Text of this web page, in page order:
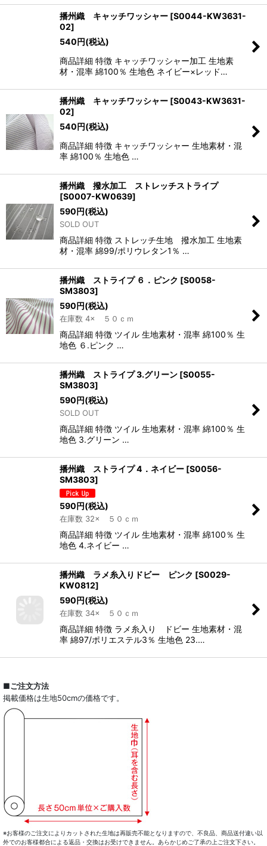
播州織 キャッチワッシャー [S0044-KW3631-
02]
540円(税込)
商品詳細 特徴 キャッチワッシャー加工 生地素
材・混率 綿100％ 生地色 ネイビー×レッド…
播州織 キャッチワッシャー [S0043-KW3631-
02]
540円(税込)
商品詳細 特徴 キャッチワッシャー 生地素材・混
率 綿100％ 生地色 …
播州織 撥水加工 ストレッチストライプ
[S0007-KW0639]
590円(税込)
SOLD OUT
商品詳細 特徴 ストレッチ生地 撥水加工 生地素
材・混率 綿99/ポリウレタン1％ …
播州織 ストライプ ６．ピンク [S0058-
SM3803]
590円(税込)
在庫数 4× ５０ｃｍ
商品詳細 特徴 ツイル 生地素材・混率 綿100％ 生
地色 ６.ピンク …
播州織 ストライプ 3.グリーン [S0055-
SM3803]
590円(税込)
SOLD OUT
商品詳細 特徴 ツイル 生地素材・混率 綿100％ 生
地色 3.グリーン …
播州織 ストライプ 4．ネイビー [S0056-
SM3803]
590円(税込)
在庫数 32× ５０ｃｍ
商品詳細 特徴 ツイル 生地素材・混率 綿100％ 生
地色 4.ネイビー …
播州織 ラメ糸入りドビー ピンク [S0029-
KW0812]
590円(税込)
在庫数 34× ５０ｃｍ
商品詳細 特徴 ラメ糸入り ドビー 生地素材・混
率 綿97/ポリエステル3％ 生地色 23.…
■ご注文方法
掲載価格は生地50cmの価格です。
※お客様のご注文によりカットされた生地は再販売不能となりますので、不良品、商品送付違い以
外でのお客様都合による返品・交換はお受けできません。あらかじめご了承の上ご注文下さい。